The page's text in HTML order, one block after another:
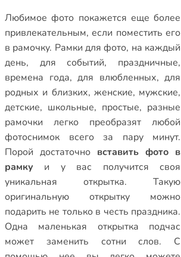
Любимое фото покажется еще более
привлекательным, если поместить его
в рамочку. Рамки для фото, на каждый
день, для событий, праздничные,
времена года,для влюбленных,для
родных и близких, женские, мужские,
детские, школьные, простые, разные
рамочки легко преобразят любой
фотоснимок всего за пару минут.
Порой достаточно вставить фото в
рамку и у вас получится своя
уникальная открытка. Такую
оригинальную открытку можно
подарить не только в честь праздника.
Одна маленькая открытка подчас
может заменить сотни слов. С